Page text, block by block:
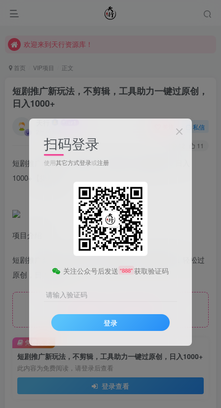
欢迎来到天行资源库！
首页 VIP项目 正文
短剧推广新玩法，不剪辑，工具助力一键过原创，
日入1000+
私信
11
短剧推广新玩法，不剪辑，工具助力一键过原创，日入
1000+【揭秘】
项目介绍：
短剧推广新玩法，利用工具一键剪辑，做去重处理，轻松过
原创，日入1000+
短剧推广新玩法，不剪辑，工具助力一键过原创，日入1000+
此内容为免费阅读，请登录后查看
登录查看
免费阅读
扫码登录
使用其它方式登录或注册
关注公众号后发送 “888” 获取验证码
请输入验证码
登录